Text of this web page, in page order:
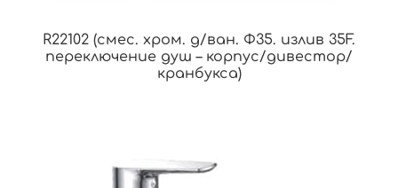
R22102 (смес. хром. д/ван. Ф35. излив 35F.
переключение душ – корпус/дивестор/
кранбукса)